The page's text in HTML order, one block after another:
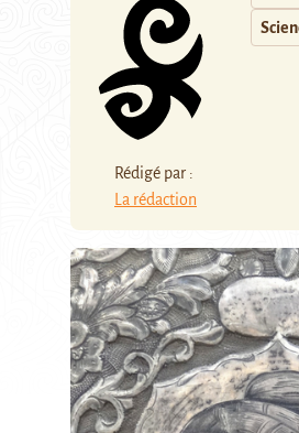
Rédigé par :
La rédaction